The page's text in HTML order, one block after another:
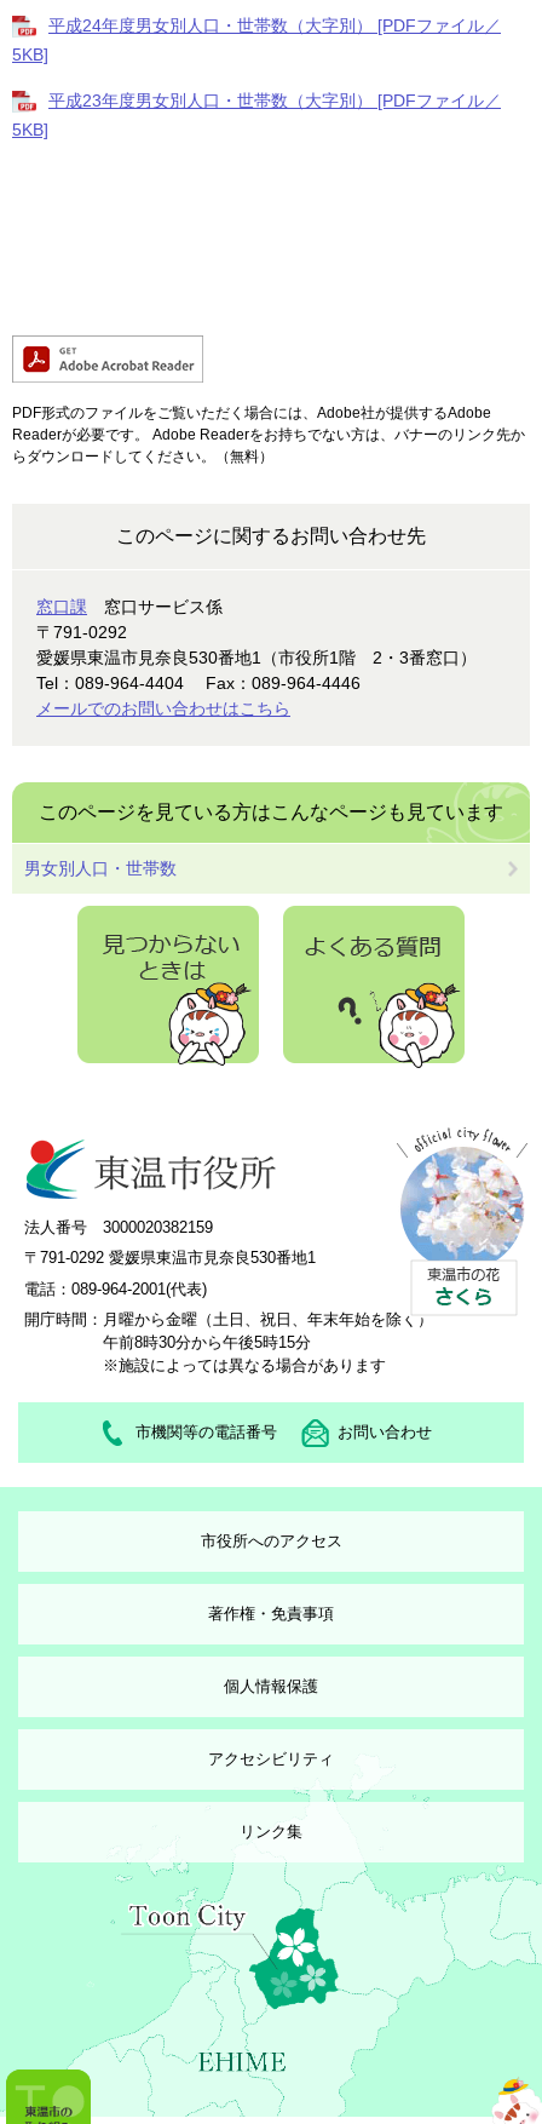
平成24年度男女別人口・世帯数（大字別） [PDFファイル／
5KB]
平成23年度男女別人口・世帯数（大字別） [PDFファイル／
5KB]
PDF形式のファイルをご覧いただく場合には、Adobe社が提供するAdobe
Readerが必要です。
Adobe Readerをお持ちでない方は、バナーのリンク先か
らダウンロードしてください。（無料）
このページに関するお問い合わせ先
窓口課
窓口サービス係
〒791-0292
愛媛県東温市見奈良530番地1（市役所1階 2・3番窓口）
Tel：089-964-4404
Fax：089-964-4446
メールでのお問い合わせはこちら
このページを見ている方はこんなページも見ています
男女別人口・世帯数
法人番号 3000020382159
〒791-0292 愛媛県東温市見奈良530番地1
電話：089-964-2001(代表)
開庁時間： 月曜から金曜（土日、祝日、年末年始を除く）
午前8時30分から午後5時15分
※施設によっては異なる場合があります
市機関等の電話番号 お問い合わせ
市役所へのアクセス
著作権・免責事項
個人情報保護
アクセシビリティ
リンク集